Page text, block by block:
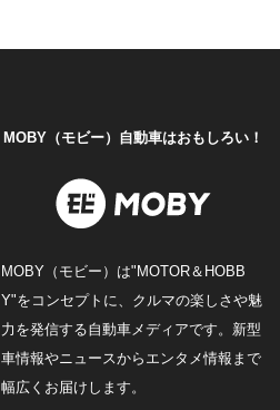
MOBY（モビー）自動車はおもしろい！
MOBY（モビー）は"MOTOR＆HOBB
Y"をコンセプトに、クルマの楽しさや魅
力を発信する自動車メディアです。新型
車情報やニュースからエンタメ情報まで
幅広くお届けします。